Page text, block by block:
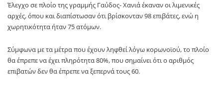
Έλεγχο σε πλοίο της γραμμής Γαύδος- Χανιά έκαναν οι λιμενικές
αρχές, όπου και διαπίστωσαν ότι βρίσκονταν 98 επιβάτες, ενώ η
χωρητικότητα ήταν 75 ατόμων.
Σύμφωνα με τα μέτρα που έχουν ληφθεί λόγω κορωνοϊού, το πλοίο
θα έπρεπε να έχει πληρότητα 80%, που σημαίνει ότι ο αριθμός
επιβατών δεν θα έπρεπε να ξεπερνά τους 60.